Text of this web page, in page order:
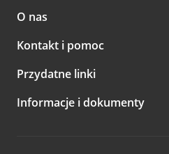
O nas
Kontakt i pomoc
Przydatne linki
Informacje i dokumenty